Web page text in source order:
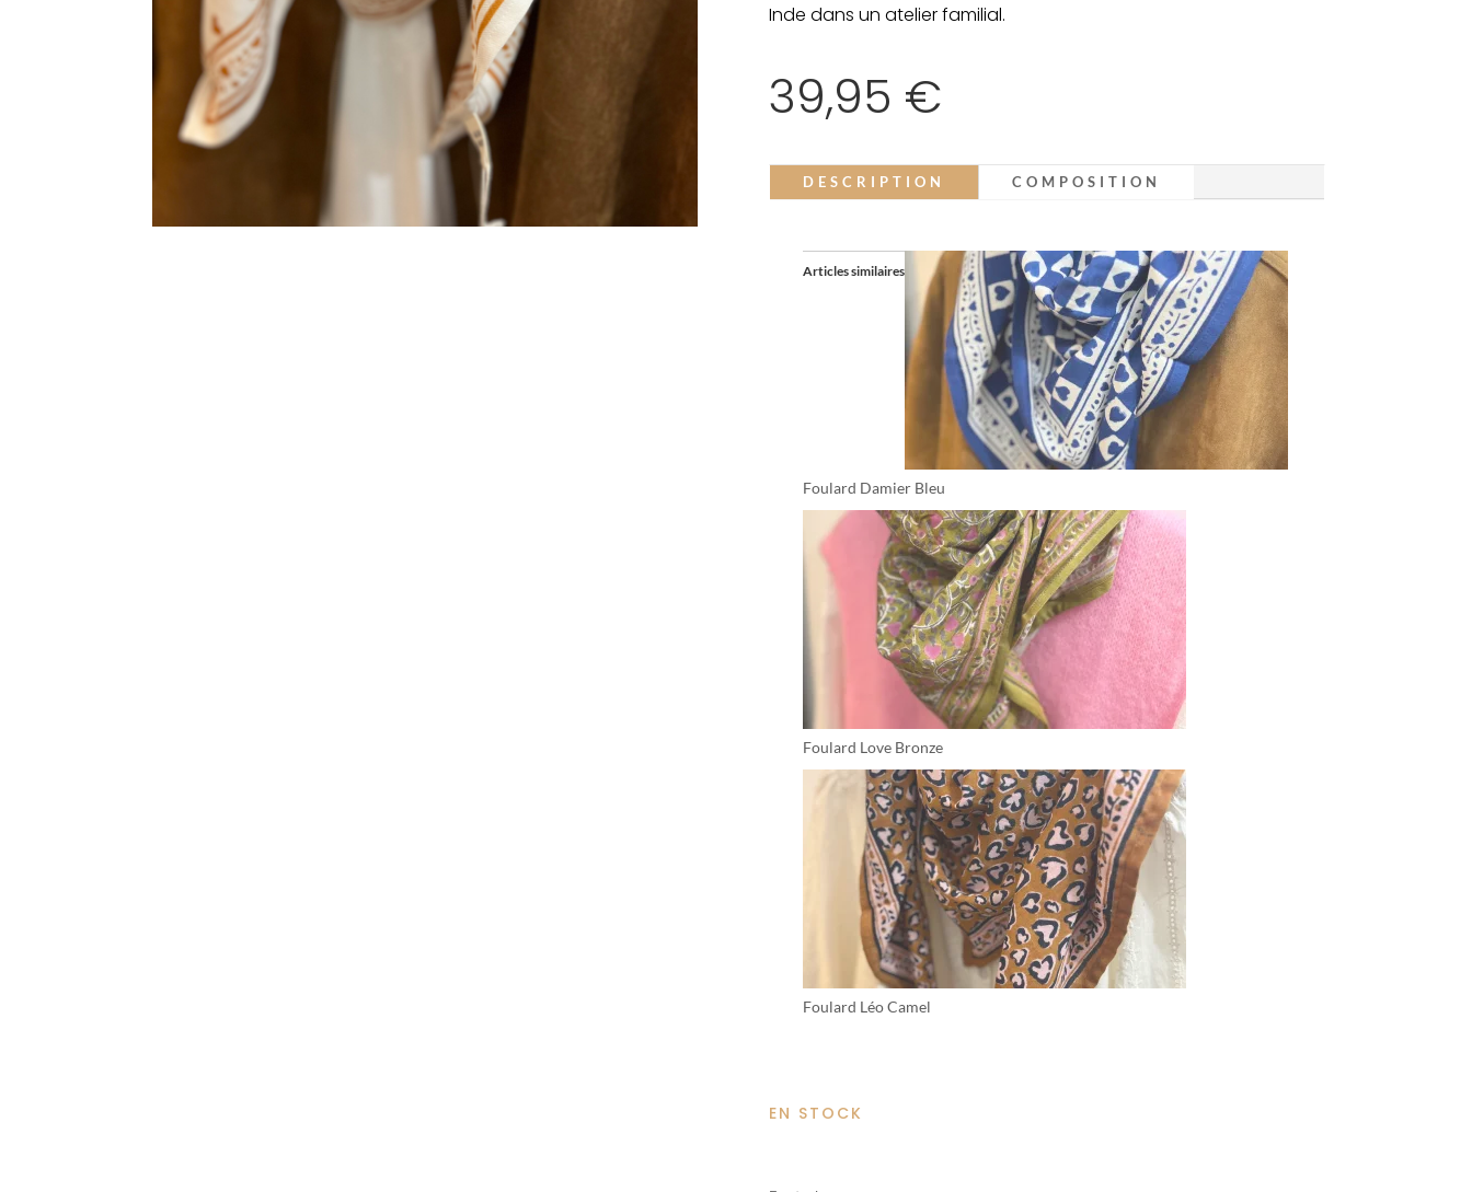
Inde dans un atelier familial.
39,95 €
DESCRIPTION COMPOSITION
Articles similaires
Foulard Damier Bleu
Foulard Love Bronze
Foulard Léo Camel
EN STOCK